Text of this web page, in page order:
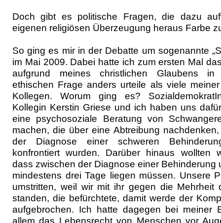
Doch gibt es politische Fragen, die dazu
eigenen religiösen Überzeugung heraus Farbe
So ging es mir in der Debatte um sogenannte
im Mai 2009. Dabei hatte ich zum ersten Mal
aufgrund meines christlichen Glaubens in
ethischen Frage anders urteile als viele
Kollegen. Worum ging es?
Kollegin Kerstin Griese und ich haben uns
eine psychosoziale Beratung von
machen, die über eine Abtreibung
der Diagnose einer schweren
konfrontiert wurden. Darüber hinaus wollten
dass zwischen der Diagnose einer Behinderung
mindestens drei Tage liegen müssen. Unsere
umstritten, weil wir mit ihr gegen die Mehrheit
standen, die befürchtete, damit werde der
aufgebrochen. Ich hatte dagegen bei meiner
allem das Lebensrecht von Menschen vor